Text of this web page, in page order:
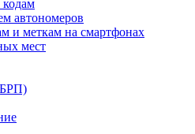
кодам
автономеров
и меткам на смартфонах
мест